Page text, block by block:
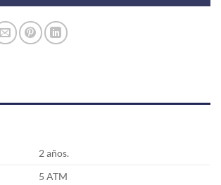
2 años.
5 ATM